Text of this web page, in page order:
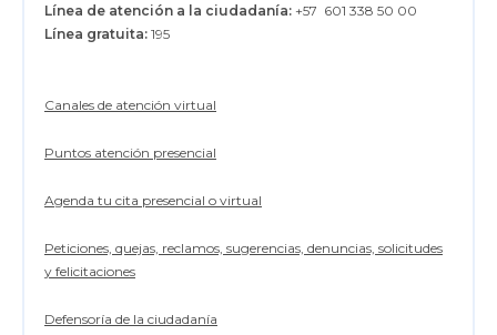
Línea de atención a la ciudadanía: +57 601 338 50 00
Línea gratuita: 195
Canales de atención virtual
Puntos atención presencial
Agenda tu cita presencial o virtual
Peticiones, quejas, reclamos, sugerencias, denuncias, solicitudes
y felicitaciones
Defensoría de la ciudadanía